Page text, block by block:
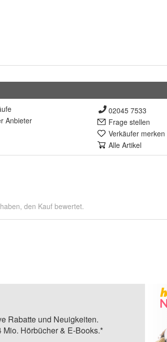
Anbieter
02045 7533
Frage stellen
Verkäufer merken
Alle Artikel
den Kauf bewertet.
Rabatte und Neuigkeiten.
Hörbücher & E-Books.*